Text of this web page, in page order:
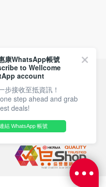
付款方式
關注我們
康WhatsApp帳號
to Wellcome
account
步接收至抵資訊！
step ahead and grab
deals!
結 WhatsApp 帳號